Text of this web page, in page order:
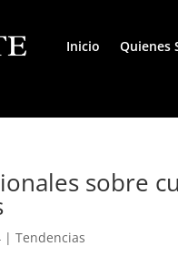
Inicio Quienes
sobre
|Tendencias